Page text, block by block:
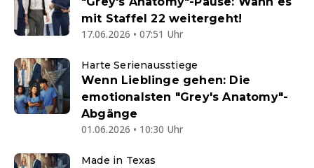
mit Staffel 22 weitergeht!
17.06.2026 • 07:51 Uhr
Harte Serienausstiege
Wenn Lieblinge gehen: Die
emotionalsten "Grey's Anatomy"-
Abgänge
01.06.2026 • 10:30 Uhr
Made in Texas